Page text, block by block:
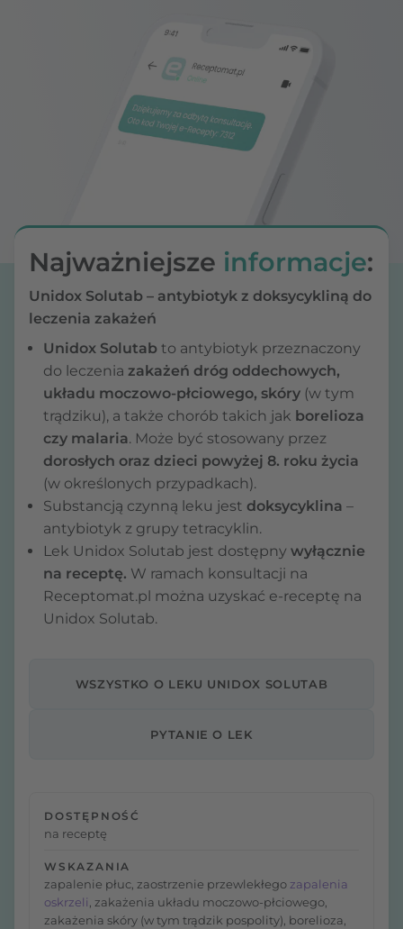
Najważniejsze informacje:
Unidox Solutab – antybiotyk z doksycykliną do
leczenia zakażeń
Unidox Solutab to antybiotyk przeznaczony
do leczenia zakażeń dróg oddechowych,
układu moczowo-płciowego, skóry (w tym
trądziku), a także chorób takich jak borelioza
czy malaria. Może być stosowany przez
dorosłych oraz dzieci powyżej 8. roku życia
(w określonych przypadkach).
Substancją czynną leku jest doksycyklina –
antybiotyk z grupy tetracyklin.
Lek Unidox Solutab jest dostępny wyłącznie
na receptę. W ramach konsultacji na
Receptomat.pl można uzyskać e-receptę na
Unidox Solutab.
WSZYSTKO O LEKU UNIDOX SOLUTAB
PYTANIE O LEK
DOSTĘPNOŚĆ
na receptę
WSKAZANIA
zapalenie płuc, zaostrzenie przewlekłego zapalenia
oskrzeli , zakażenia układu moczowo-płciowego,
zakażenia skóry (w tym trądzik pospolity), borelioza,